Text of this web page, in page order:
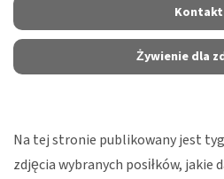
Kontakt
Żywienie dla
Na tej stronie publikowany jest
zdjęcia wybranych posiłków, jakie